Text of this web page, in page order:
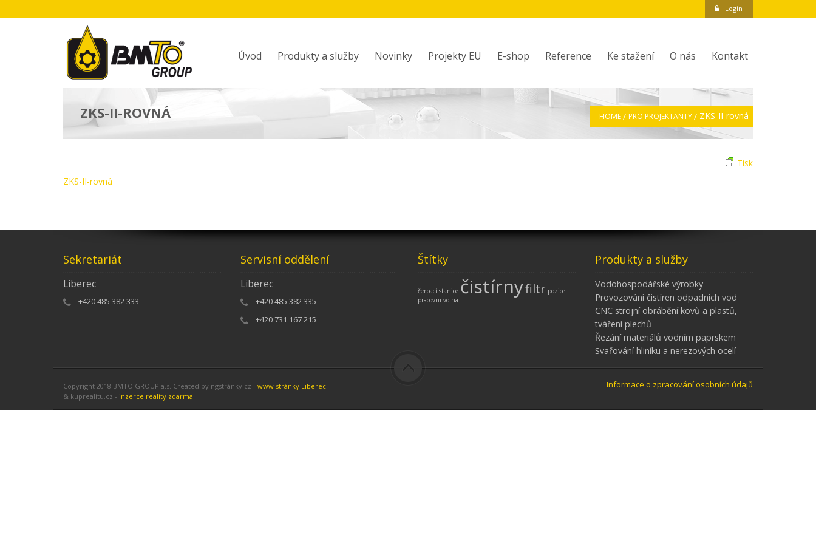
Login
Úvod Produkty a služby Novinky Projekty EU E-shop Reference Ke stažení O nás Kontakt
ZKS-II-ROVNÁ HOME PRO PROJEKTANTY ZKS-II-rovná
Tisk
ZKS-II-rovná
Sekretariát
Liberec
+420 485 382 333
Servisní oddělení
Liberec
+420 485 382 335
+420 731 167 215
Štítky
čerpací stanice čistírnyfiltr pozice
pracovni volna
Produkty a služby
Vodohospodářské výrobky
Provozování čistíren odpadních vod
CNC strojní obrábění kovů a plastů,
tváření plechů
Řezání materiálů vodním paprskem
Svařování hliníku a nerezových ocelí
Copyright 2018 BMTO GROUP a.s. Created by ngstránky.cz -www stránky Liberec
& kuprealitu.cz - inzerce reality zdarma
Informace o zpracování osobních údajů